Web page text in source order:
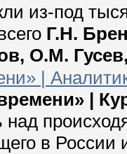
из-под
Г.Н.
О.М.
|
|
в России